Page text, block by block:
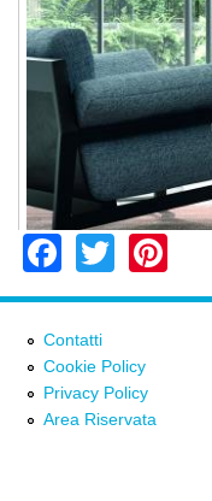
Facebook
Twitter
Contatti
Cookie Policy
Privacy Policy
Area Riservata